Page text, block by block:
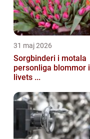
31 maj 2026
Sorgbinderi i motala
personliga blommor i
livets ...